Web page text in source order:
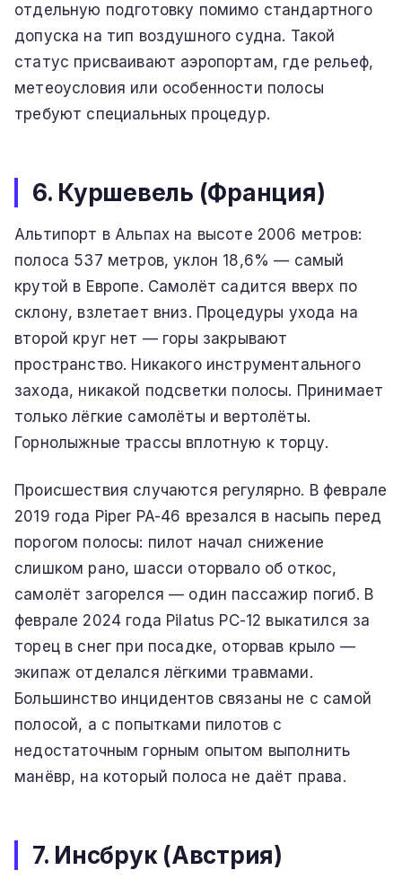
отдельную подготовку помимо стандартного
допуска на тип воздушного судна. Такой
статус присваивают аэропортам, где рельеф,
метеоусловия или особенности полосы
требуют специальных процедур.
6. Куршевель (Франция)
Альтипорт в Альпах на высоте 2006 метров:
полоса 537 метров, уклон 18,6% — самый
крутой в Европе. Самолёт садится вверх по
склону, взлетает вниз. Процедуры ухода на
второй круг нет — горы закрывают
пространство. Никакого инструментального
захода, никакой подсветки полосы. Принимает
только лёгкие самолёты и вертолёты.
Горнолыжные трассы вплотную к торцу.
Происшествия случаются регулярно. В феврале
2019 года Piper PA-46 врезался в насыпь перед
порогом полосы: пилот начал снижение
слишком рано, шасси оторвало об откос,
самолёт загорелся — один пассажир погиб. В
феврале 2024 года Pilatus PC-12 выкатился за
торец в снег при посадке, оторвав крыло —
экипаж отделался лёгкими травмами.
Большинство инцидентов связаны не с самой
полосой, а с попытками пилотов с
недостаточным горным опытом выполнить
манёвр, на который полоса не даёт права.
7. Инсбрук (Австрия)